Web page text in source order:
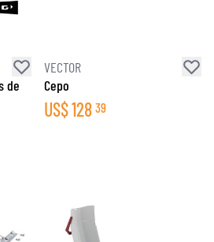
de
VECTOR
Cepo
US$128 39